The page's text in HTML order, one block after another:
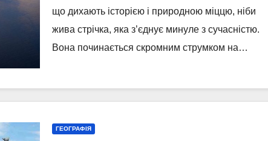
що дихають історією і природною міццю, ніби
жива стрічка, яка з’єднує минуле з сучасністю.
Вона починається скромним струмком на…
ГЕОГРАФІЯ